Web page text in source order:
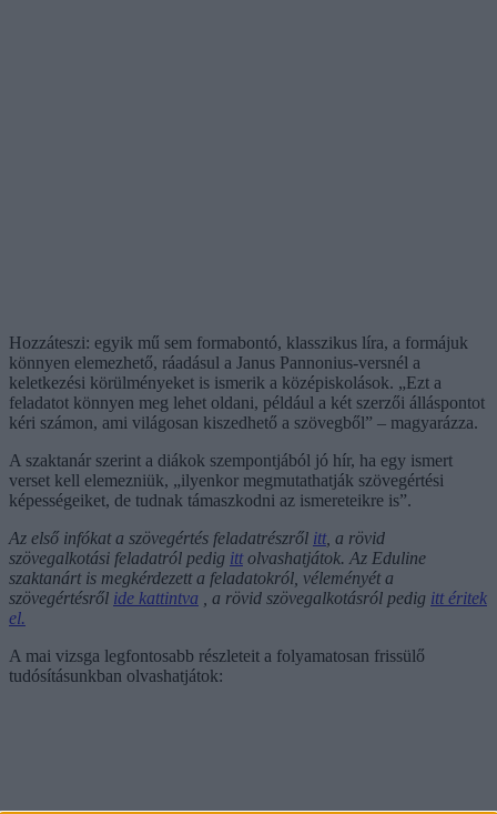
Hozzáteszi: egyik mű sem formabontó, klasszikus líra, a formájuk
könnyen elemezhető, ráadásul a Janus Pannonius-versnél a
keletkezési körülményeket is ismerik a középiskolások. „Ezt a
feladatot könnyen meg lehet oldani, például a két szerzői álláspontot
kéri számon, ami világosan kiszedhető a szövegből” – magyarázza.
A szaktanár szerint a diákok szempontjából jó hír, ha egy ismert
verset kell elemezniük, „ilyenkor megmutathatják szövegértési
képességeiket, de tudnak támaszkodni az ismereteikre is”.
Az első infókat a szövegértés feladatrészről itt, a rövid
szövegalkotási feladatról pedig ittolvashatjátok. Az Eduline
szaktanárt is megkérdezett a feladatokról, véleményét a
szövegértésről ide kattintva , a rövid szövegalkotásról pedig itt éritek
el.
A mai vizsga legfontosabb részleteit a folyamatosan frissülő
tudósításunkban olvashatjátok: